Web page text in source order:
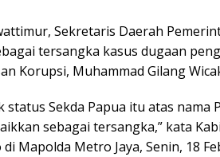
Sekretaris Daerah
tersangka kasus dugaan
Korupsi, Muhammad Gilang
status Sekda Papua itu atas nama
sebagai tersangka,” kata
Mapolda Metro Jaya, Senin, 18